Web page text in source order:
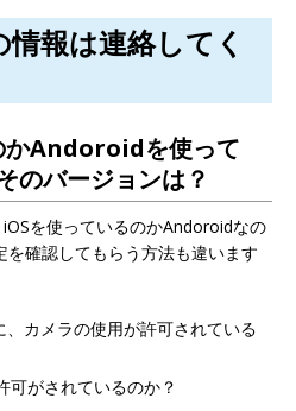
報は連絡してく
かAndoroidを使って
のバージョンは？
を使っているのかAndoroidなの
確認してもらう方法も違います
カメラの使用が許可されている
可がされているのか？